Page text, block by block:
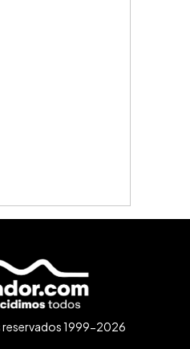
reservados 1999-2026